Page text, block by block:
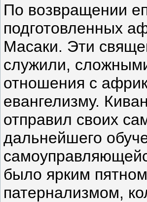
По возвращении
подготовленных
Масаки. Эти
служили,
отношения с
евангелизму.
отправил своих
дальнейшего
было ярким
патернализмом,